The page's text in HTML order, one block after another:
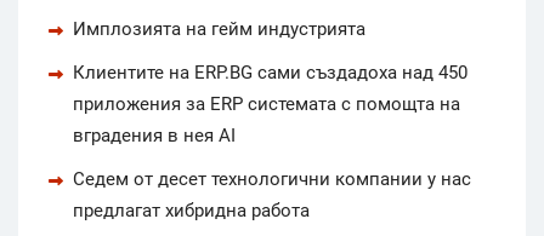
Имплозията на гейм индустрията
Клиентите на ERP.BG сами създадоха над 450
приложения за ERP системата с помощта на
вградения в нея AI
Седем от десет технологични компании у нас
предлагат хибридна работа